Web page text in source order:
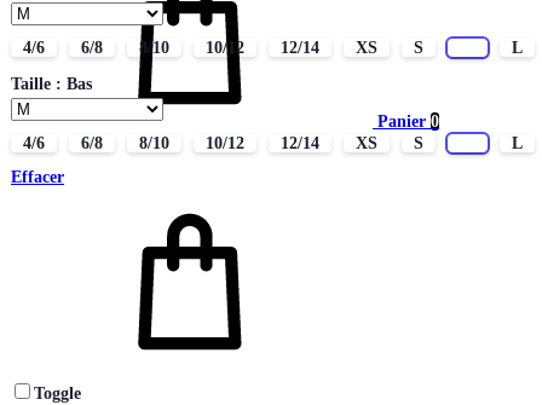
Panier 0
4/6 6/8 8/10 10/12 12/14 XS S
L
Taille : Bas
4/6 6/8 8/10 10/12 12/14 XS S
L
Effacer
Toggle